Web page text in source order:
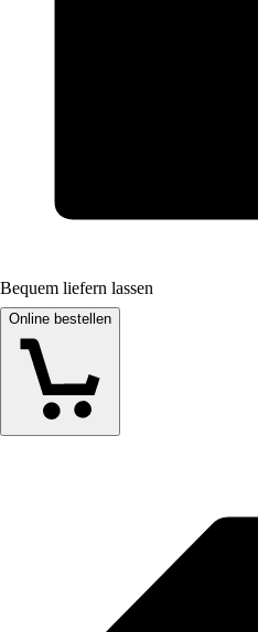
Bequem liefern lassen
Online bestellen